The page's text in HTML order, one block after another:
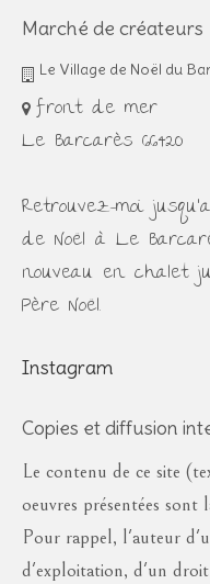
Marché de créateurs
Le Village de Noël du
front de mer
Le Barcarès 66420
Retrouvez-moi
de Noël à Le
nouveau en chalet
Père Noël.
Instagram
Copies et diffusion
Le contenu de ce site
oeuvres présentées
Pour rappel, l'auteur
d'exploitation, d'un